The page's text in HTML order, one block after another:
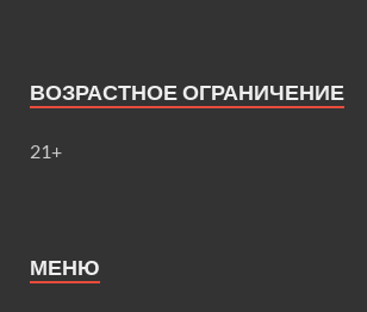
ВОЗРАСТНОЕ ОГРАНИЧЕНИЕ
21+
МЕНЮ